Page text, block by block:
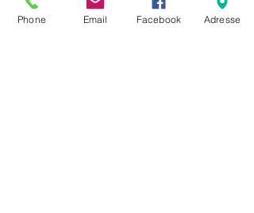
Alfred, Gesangslehrer: Helmut Krebs
Dr. Falke, Notar: Erich Kunz
Phone Email Facebook Adresse